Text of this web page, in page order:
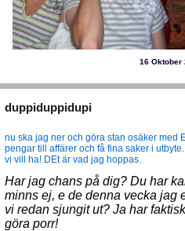
16 Oktober
duppiduppidupi
nu ska jag ner och göra stan osäker med
pengar till affärer och få fina saker i
vi vill ha! DEt är vad jag hoppas.
Har jag chans på dig? Du har
minns ej, e de denna vecka jag
vi redan sjungit ut? Ja har
göra porr!